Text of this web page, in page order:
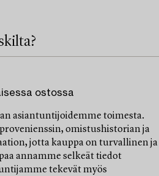
ostossa
asiantuntijoidemme toimesta.
omistushistorian ja
jotta kauppa on turvallinen ja
annamme selkeät tiedot
tekevät myös